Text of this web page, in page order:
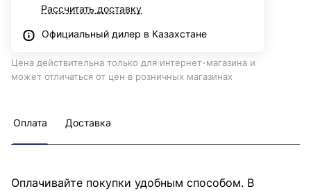
Рассчитать доставку
Официальный дилер в Казахстане
Цена действительна только для интернет-магазина и
может отличаться от цен в розничных магазинах
Оплата Доставка
Оплачивайте покупки удобным способом. В